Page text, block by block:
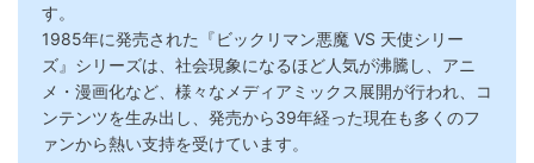
す。
1985年に発売された『ビックリマン悪魔 VS 天使シリー
ズ』シリーズは、社会現象になるほど人気が沸騰し、アニ
メ・漫画化など、様々なメディアミックス展開が行われ、コ
ンテンツを生み出し、発売から39年経った現在も多くのフ
ァンから熱い支持を受けています。